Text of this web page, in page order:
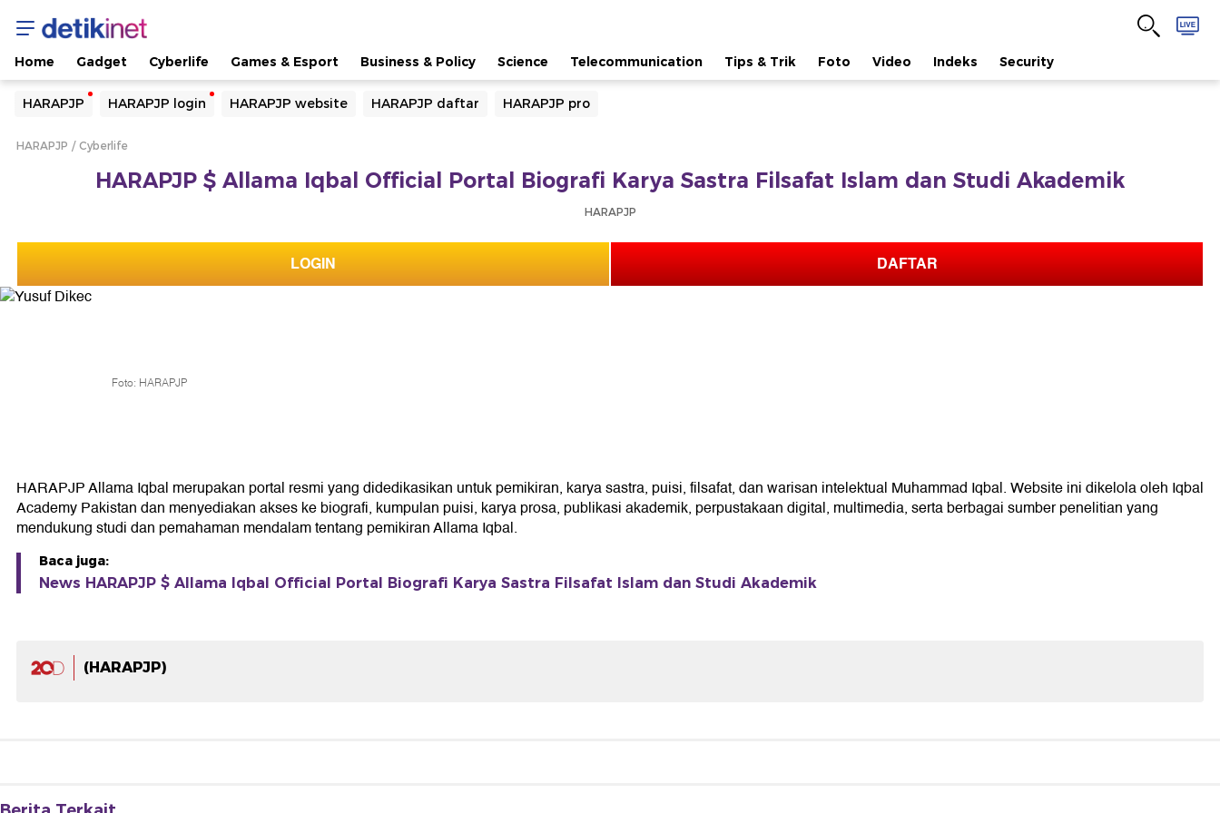
Home Gadget Cyberlife Games & Esport Business & Policy Science Telecommunication Tips & Trik Foto Video Indeks Security
HARAPJP HARAPJP login HARAPJP website HARAPJP daftar HARAPJP pro
Yang sedang ramai dicari
Loading...
HARAPJP Cyberlife
HARAPJP $ Allama Iqbal Official Portal Biografi Karya Sastra Filsafat Islam dan Studi Akademik
HARAPJP
LOGIN DAFTAR
Foto: HARAPJP
HARAPJP Allama Iqbal merupakan portal resmi yang didedikasikan untuk pemikiran, karya sastra, puisi, filsafat, dan warisan intelektual Muhammad Iqbal. Website ini dikelola oleh Iqbal
Academy Pakistan dan menyediakan akses ke biografi, kumpulan puisi, karya prosa, publikasi akademik, perpustakaan digital, multimedia, serta berbagai sumber penelitian yang
mendukung studi dan pemahaman mendalam tentang pemikiran Allama Iqbal.
Baca juga:
News HARAPJP $ Allama Iqbal Official Portal Biografi Karya Sastra Filsafat Islam dan Studi Akademik
(HARAPJP)